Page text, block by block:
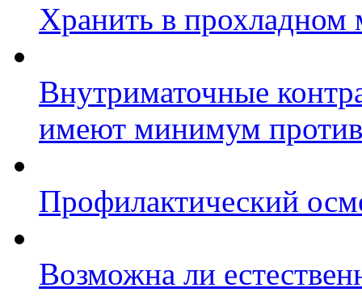
Хранить в прохладном
Внутриматочные
имеют минимум
Профилактический
Возможна ли